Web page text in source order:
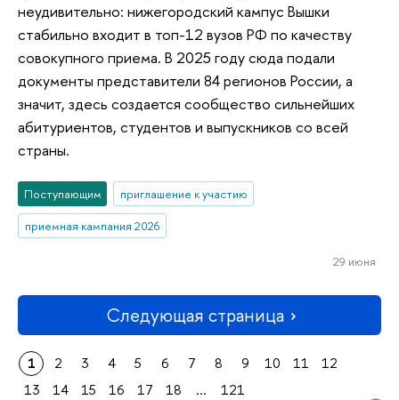
неудивительно: нижегородский кампус Вышки
стабильно входит в топ-12 вузов РФ по качеству
совокупного приема. В 2025 году сюда подали
документы представители 84 регионов России, а
значит, здесь создается сообщество сильнейших
абитуриентов, студентов и выпускников со всей
страны.
Поступающим
приглашение к участию
приемная кампания 2026
29 июня
Следующая страница
1 2 3 4 5 6 7 8 9 10 11
12
13
14 15 16 17 18 ... 121